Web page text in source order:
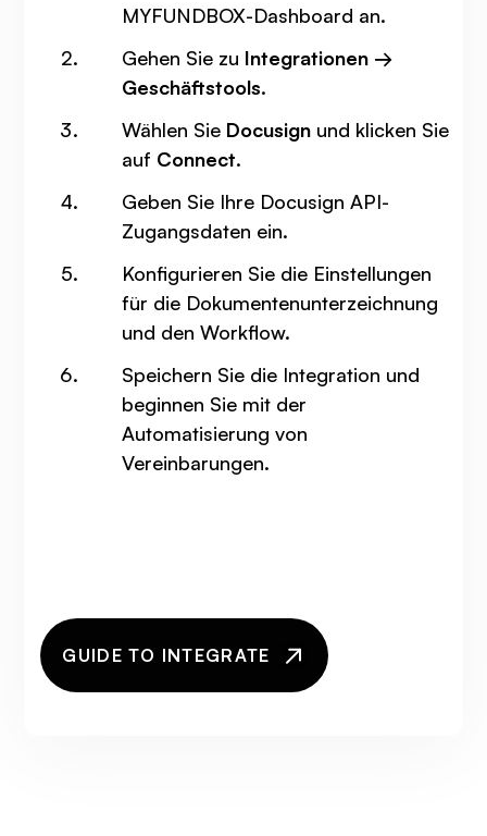
MYFUNDBOX-Dashboard an.
Gehen Sie zu Integrationen →
Geschäftstools.
Wählen Sie Docusign und klicken Sie
auf Connect.
Geben Sie Ihre Docusign API-
Zugangsdaten ein.
Konfigurieren Sie die Einstellungen
für die Dokumentenunterzeichnung
und den Workflow.
Speichern Sie die Integration und
beginnen Sie mit der
Automatisierung von
Vereinbarungen.
GUIDE TO INTEGRATE